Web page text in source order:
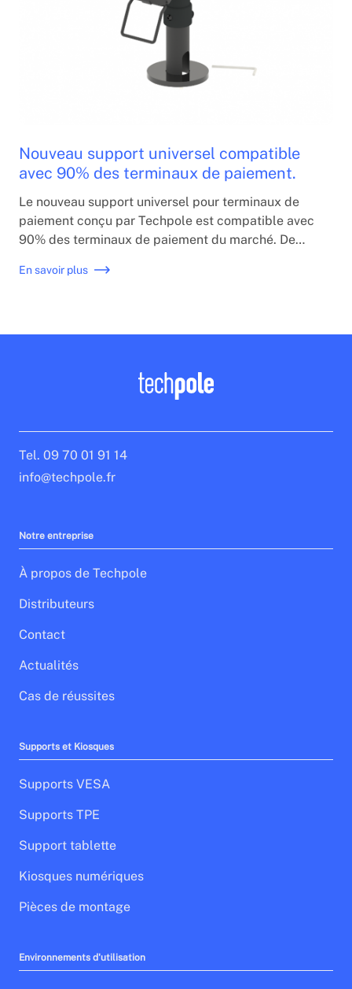
Nouveau support universel compatible
avec 90% des terminaux de paiement.
Le nouveau support universel pour terminaux de
paiement conçu par Techpole est compatible avec
90% des terminaux de paiement du marché. De
pas besoin de changer le support car grâce à ses 4
En savoir plus
Tel. 09 70 01 91 14
info@techpole.fr
Notre entreprise
À propos de Techpole
Distributeurs
Contact
Actualités
Cas de réussites
Supports et Kiosques
Supports VESA
Supports TPE
Support tablette
Kiosques numériques
Pièces de montage
Environnements d'utilisation